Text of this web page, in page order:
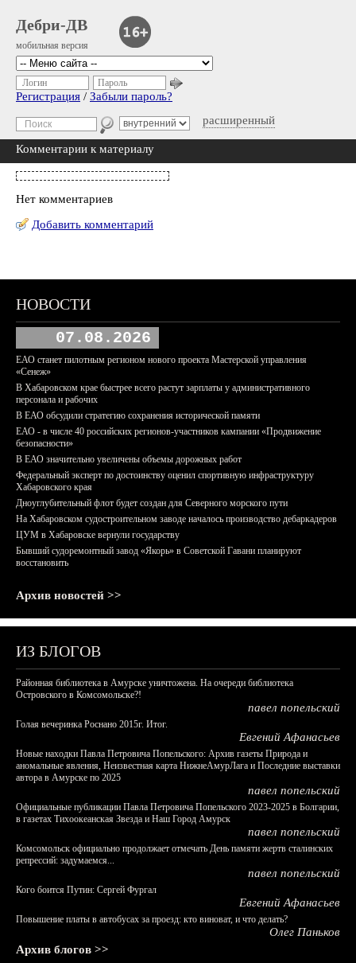
Дебри-ДВ
мобильная версия
расширенный
Логин Пароль
Регистрация / Забыли пароль?
Комментарии к материалу
Нет комментариев
Добавить комментарий
НОВОСТИ
07.08.2026
ЕАО станет пилотным регионом нового проекта Мастерской управления
«Сенеж»
В Хабаровском крае быстрее всего растут зарплаты у административного
персонала и рабочих
В ЕАО обсудили стратегию сохранения исторической памяти
ЕАО - в числе 40 российских регионов-участников кампании «Продвижение
безопасности»
В ЕАО значительно увеличены объемы дорожных работ
Федеральный эксперт по достоинству оценил спортивную инфраструктуру
Хабаровского края
Дноуглубительный флот будет создан для Северного морского пути
На Хабаровском судостроительном заводе началось производство дебаркадеров
ЦУМ в Хабаровске вернули государству
Бывший судоремонтный завод «Якорь» в Советской Гавани планируют
восстановить
Архив новостей >>
ИЗ БЛОГОВ
Районная библиотека в Амурске уничтожена. На очереди библиотека
Островского в Комсомольске?!
павел попельский
Голая вечеринка Роснано 2015г. Итог.
Евгений Афанасьев
Новые находки Павла Петровича Попельского: Архив газеты Природа и
аномальные явления, Неизвестная карта НижнеАмурЛага и Последние выставки
автора в Амурске по 2025
павел попельский
Официальные публикации Павла Петровича Попельского 2023-2025 в Болгарии,
в газетах Тихоокеанская Звезда и Наш Город Амурск
павел попельский
Комсомольск официально продолжает отмечать День памяти жертв сталинских
репрессий: задумаемся...
павел попельский
Кого боится Путин: Сергей Фургал
Евгений Афанасьев
Повышение платы в автобусах за проезд: кто виноват, и что делать?
Олег Паньков
Архив блогов >>